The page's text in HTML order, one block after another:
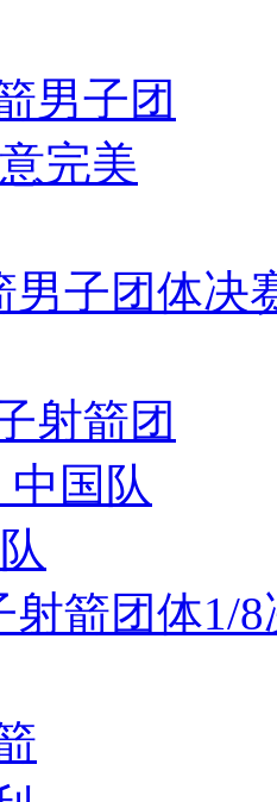
男子团体决
箭团体1/